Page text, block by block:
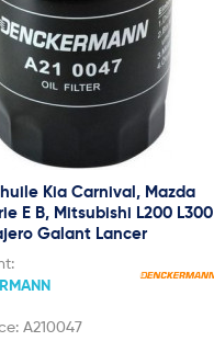
Kia Carnival, Mazda
E B, Mitsubishi L200 L300
Galant Lancer
A210047